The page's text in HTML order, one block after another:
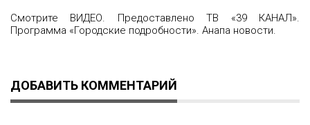
Смотрите ВИДЕО. Предоставлено ТВ «39 КАНАЛ».
Программа «Городские подробности». Анапа новости.
ДОБАВИТЬ КОММЕНТАРИЙ